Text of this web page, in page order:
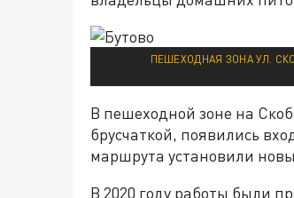
ПЕШЕХОДНАЯ ЗОНА УЛ.
В пешеходной зоне на
брусчаткой, появились
маршрута установили
В 2020 году работы были